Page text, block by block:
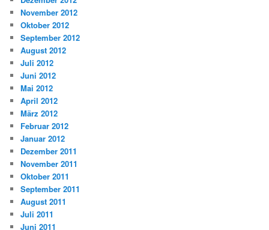
November 2012
Oktober 2012
September 2012
August 2012
Juli 2012
Juni 2012
Mai 2012
April 2012
März 2012
Februar 2012
Januar 2012
Dezember 2011
November 2011
Oktober 2011
September 2011
August 2011
Juli 2011
Juni 2011